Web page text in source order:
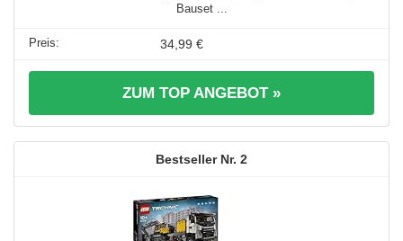
Bauset ...
34,99 €
ZUM TOP ANGEBOT »
2